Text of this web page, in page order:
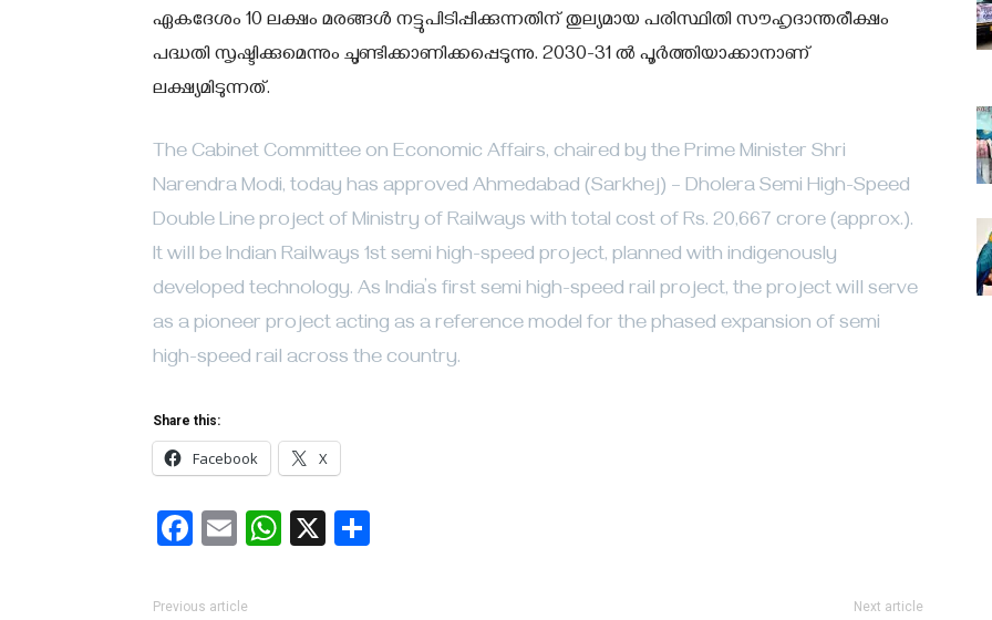
ഏകദേശം 10 ലക്ഷം മരങ്ങള്‍ നട്ടുപിടിപ്പിക്കുന്നതിന് തുല്യമായ പരിസ്ഥിതി സൗഹൃദാന്തരീക്ഷം
പദ്ധതി സൃഷ്ടിക്കുമെന്നും ചൂണ്ടിക്കാണിക്കപ്പെടുന്നു. 2030-31 ല്‍ പൂര്‍ത്തിയാക്കാനാണ്
ലക്ഷ്യമിടുന്നത്.
The Cabinet Committee on Economic Affairs, chaired by the Prime Minister Shri
Narendra Modi, today has approved Ahmedabad (Sarkhej) – Dholera Semi High-Speed
Double Line project of Ministry of Railways with total cost of Rs. 20,667 crore (approx.).
It will be Indian Railways 1st semi high-speed project, planned with indigenously
developed technology. As India’s first semi high-speed rail project, the project will serve
as a pioneer project acting as a reference model for the phased expansion of semi
high-speed rail across the country.
Share this:
Facebook X
Facebook
EmailWhatsApp
X
Previous article Next article